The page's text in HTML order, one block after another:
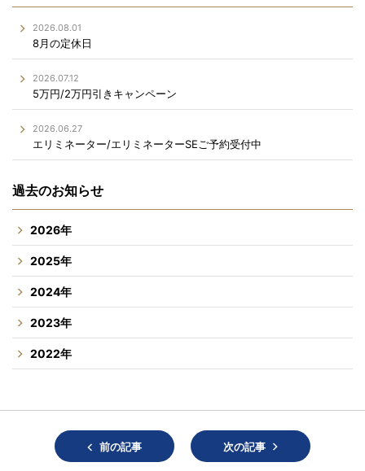
2026.08.01
8月の定休日
2026.07.12
5万円/2万円引きキャンペーン
2026.06.27
エリミネーター/エリミネーターSEご予約受付中
過去のお知らせ
2026年
2025年
2024年
2023年
2022年
前の記事 次の記事